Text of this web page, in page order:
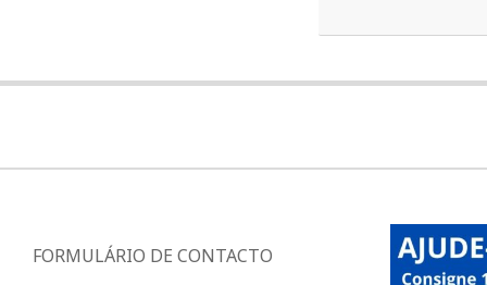
FORMULÁRIO DE CONTACTO